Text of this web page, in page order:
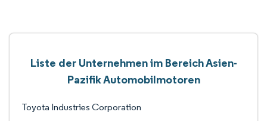
Liste der Unternehmen im Bereich Asien-
Pazifik Automobilmotoren
Toyota Industries Corporation